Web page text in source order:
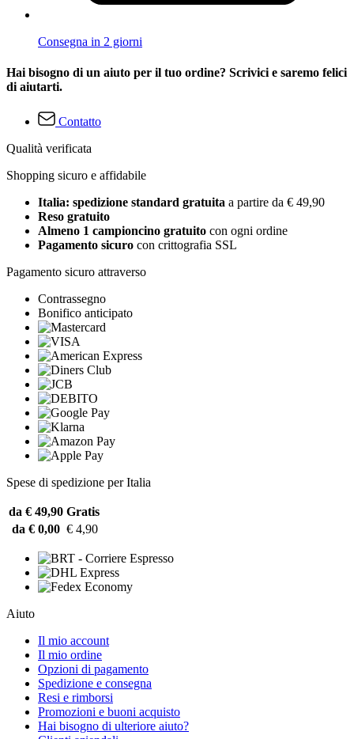
Consegna in 2 giorni
Hai bisogno di un aiuto per il tuo ordine? Scrivici e saremo felici
di aiutarti.
Contatto
Qualità verificata
Shopping sicuro e affidabile
Italia: spedizione standard gratuita a partire da € 49,90
Reso gratuito
Almeno 1 campioncino gratuito con ogni ordine
Pagamento sicuro con crittografia SSL
Pagamento sicuro attraverso
Contrassegno
Bonifico anticipato
Spese di spedizione per Italia
da € 49,90 Gratis
da € 0,00 € 4,90
Aiuto
Il mio account
Il mio ordine
Opzioni di pagamento
Spedizione e consegna
Resi e rimborsi
Promozioni e buoni acquisto
Hai bisogno di ulteriore aiuto?